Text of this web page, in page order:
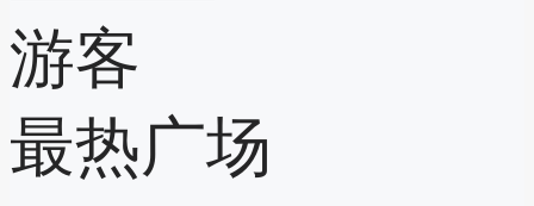
游客
最热广场